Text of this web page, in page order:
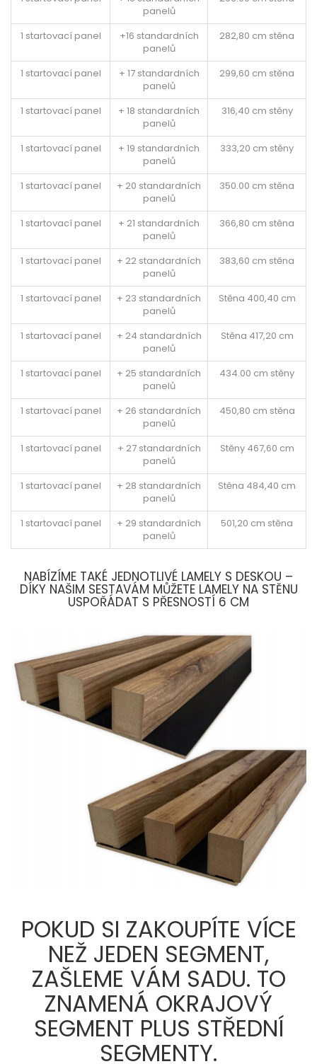
panelů
1 startovací panel
+16 standardních
panelů
282,80 cm stěna
1 startovací panel
+ 17 standardních
panelů
299,60 cm stěna
1 startovací panel
+ 18 standardních
panelů
316,40 cm stěny
1 startovací panel
+ 19 standardních
panelů
333,20 cm stěny
1 startovací panel
+ 20 standardních
panelů
350.00 cm stěna
1 startovací panel
+ 21 standardních
panelů
366,80 cm stěna
1 startovací panel
+ 22 standardních
panelů
383,60 cm stěna
1 startovací panel
+ 23 standardních
panelů
Stěna 400,40 cm
1 startovací panel
+ 24 standardních
panelů
Stěna 417,20 cm
1 startovací panel
+ 25 standardních
panelů
434.00 cm stěny
1 startovací panel
+ 26 standardních
panelů
450,80 cm stěna
1 startovací panel
+ 27 standardních
panelů
Stěny 467,60 cm
1 startovací panel
+ 28 standardních
panelů
Stěna 484,40 cm
1 startovací panel
+ 29 standardních
panelů
501,20 cm stěna
NABÍZÍME TAKÉ JEDNOTLIVÉ LAMELY S DESKOU –
DÍKY NAŠIM SESTAVÁM MŮŽETE LAMELY NA STĚNU
USPOŘÁDAT S PŘESNOSTÍ 6 CM
POKUD SI ZAKOUPÍTE VÍCE
NEŽ JEDEN SEGMENT,
ZAŠLEME VÁM SADU. TO
ZNAMENÁ OKRAJOVÝ
SEGMENT PLUS STŘEDNÍ
SEGMENTY.